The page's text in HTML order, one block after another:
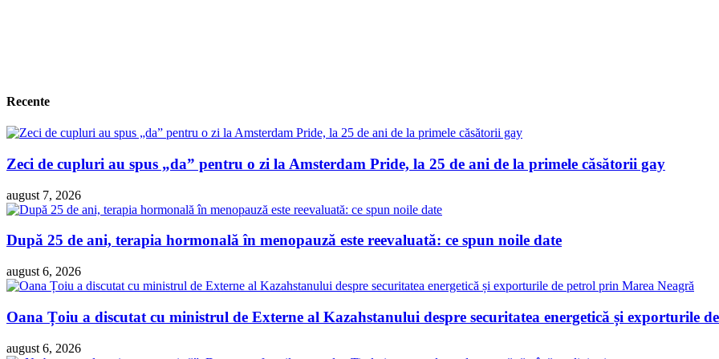
Recente
Zeci de cupluri au spus „da” pentru o zi la Amsterdam Pride, la 25 de ani de la primele căsătorii gay
august 7, 2026
După 25 de ani, terapia hormonală în menopauză este reevaluată: ce spun noile date
august 6, 2026
Oana Țoiu a discutat cu ministrul de Externe al Kazahstanului despre securitatea energetică și exporturile
august 6, 2026